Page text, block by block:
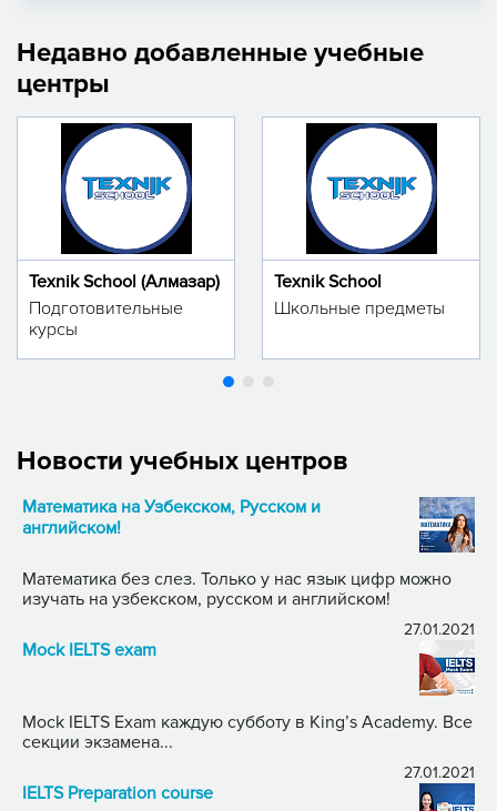
Недавно добавленные учебные
центры
Texnik School (Алмазар)
Подготовительные
курсы
Texnik School
Школьные предметы
Новости учебных центров
Математика на Узбекском, Русском и
английском!
Математика без слез. Только у нас язык цифр можно
изучать на узбекском, русском и английском!
27.01.2021
Mock IELTS exam
Mock IELTS Exam каждую субботу в King’s Academy. Все
секции экзамена...
27.01.2021
IELTS Preparation course